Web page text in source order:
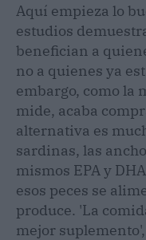
Aquí empieza lo
estudios
benefician a
no a quienes ya
embargo, como la
mide, acaba
alternativa es
sardinas, las
mismos EPA y
esos peces se
produce. 'La
mejor